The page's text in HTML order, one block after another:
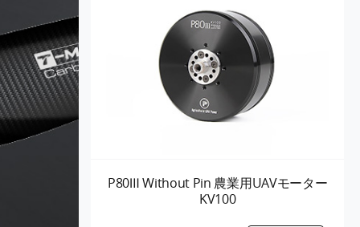
P80Ⅲ Without Pin 農業用UAVモーター
KV100